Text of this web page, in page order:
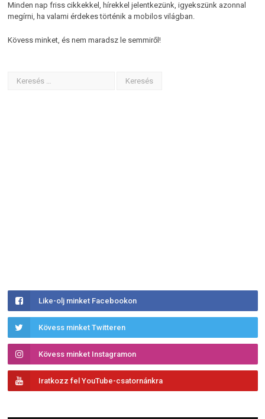
Minden nap friss cikkekkel, hírekkel jelentkezünk, igyekszünk azonnal
megírni, ha valami érdekes történik a mobilos világban.
Kövess minket, és nem maradsz le semmiről!
Like-olj minket Facebookon
Kövess minket Twitteren
Kövess minket Instagramon
Iratkozz fel YouTube-csatornánkra